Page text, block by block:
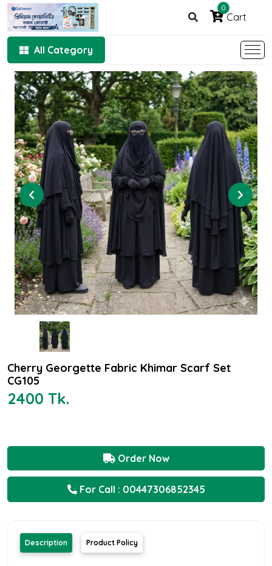
0
Cart
All Category
Cherry Georgette Fabric Khimar Scarf Set
CG105
2400 Tk.
Order Now
For Call : 00447306852345
Description Product Policy